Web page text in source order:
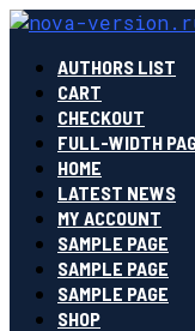
AUTHORS LIST
CART
CHECKOUT
FULL-WIDTH
HOME
LATEST NEWS
MY ACCOUNT
SAMPLE PAGE
SAMPLE PAGE
SAMPLE PAGE
SHOP